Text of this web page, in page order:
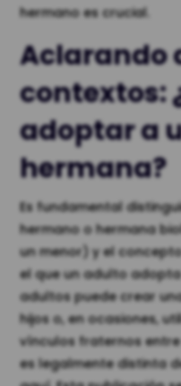
hermano es crucial.
Aclarando
contextos:
adoptar a
hermana?
Es fundamental
hermano o hermana
un menor) y el
el que un adulto
adultos puede crear
hijos o, en ocasiones,
vínculos fraternos
es legalmente distinta